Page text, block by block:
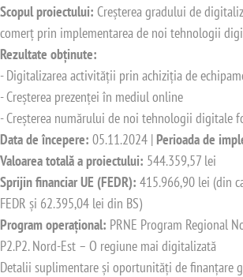
Scopul proiectului: Creșterea gradului de
comerț prin implementarea de noi tehnologii
Rezultate obținute:
- Digitalizarea activității prin achiziția de
- Creșterea prezenței în mediul online
- Creșterea numărului de noi tehnologii digitale
Data de începere: 05.11.2024 | Perioada de
Valoarea totală a proiectului: 544.359,57 lei
Sprijin financiar UE (FEDR): 415.966,90 lei (din
FEDR și 62.395,04 lei din BS)
Program operațional: PRNE Program Regional
P2.P2. Nord-Est – O regiune mai digitalizată
Detalii suplimentare și oportunități de finanțare